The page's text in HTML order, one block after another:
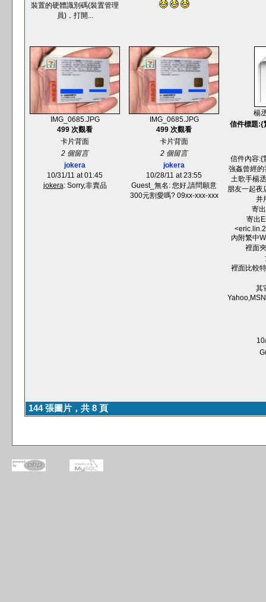
裝置的硬體識別碼(裝置管理
員)，打開...
IMG_0685.JPG
499 次觀看
卡片背面
2 個留言
jokera
10/31/11 at 01:45
jokera: Sorry,非賣品
IMG_0685.JPG
499 次觀看
卡片背面
2 個留言
jokera
10/28/11 at 23:55
Guest_無名: 您好,請問願意
300元割愛嗎? 09xx-xxx-xxx
楊
信件標題:{
信件內容:{
強姦曾經
土歌手楊
朋友一起夜
并
寄
寄出
內附繁中
裡面
裡面比較
其
144 張圖片，共 8 頁